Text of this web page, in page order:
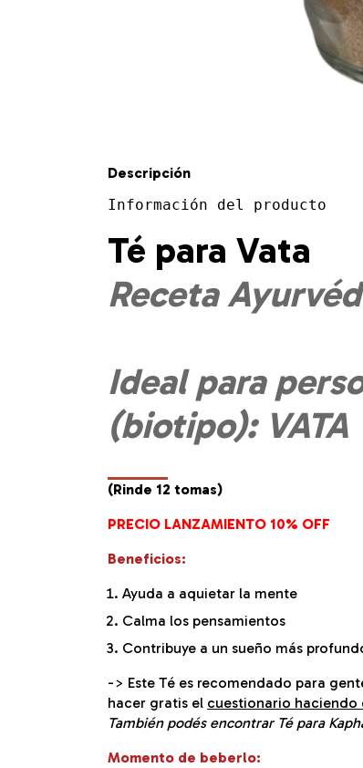
Descripción
Información del producto
Té para Vata
Receta
Ideal para
(biotipo): VATA
(Rinde 12 tomas)
PRECIO LANZAMIENTO 10% OFF
Beneficios:
Ayuda a aquietar la mente
Calma los pensamientos
Contribuye a un sueño más
-> Este Té es recomendado para
hacer gratis el cuestionario haciendo
También podés encontrar Té para
Momento de beberlo: